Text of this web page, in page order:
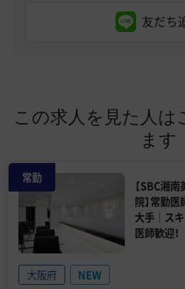
友だち
この求人を見た人
ます
常勤
【SBC湘
院】常勤
大手｜ス
医師歓迎！
大阪府 NEW